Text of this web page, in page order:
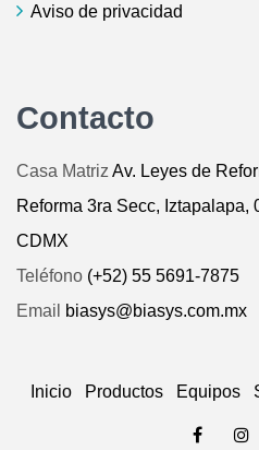
Aviso de privacidad
Contacto
Casa Matriz Av. Leyes de
Reforma 3ra Secc, Iztapalapa,
CDMX
Teléfono (+52) 55 5691-7875
Email
biasys@biasys.com.mx
Inicio Productos Equipos